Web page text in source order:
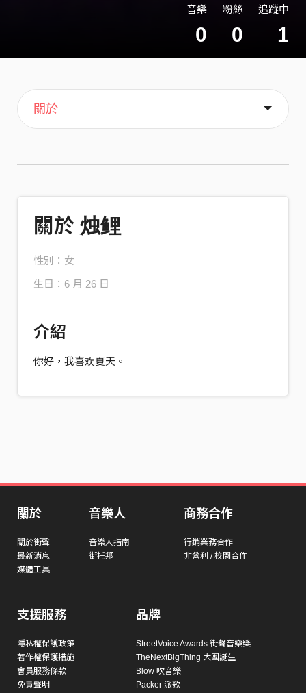
音樂
0
粉絲
0
追蹤中
1
主頁
歌單
喜歡
關於
關於 烛鲤
性別：女
生日：6 月 26 日
介紹
你好，我喜欢夏天。
關於
關於街聲
最新消息
媒體工具
音樂人
音樂人指南
街托邦
商務合作
行銷業務合作
非營利 / 校園合作
支援服務
隱私權保護政策
著作權保護措施
會員服務條款
免責聲明
品牌
StreetVoice Awards 街聲音樂獎
TheNextBigThing 大團誕生
Blow 吹音樂
Packer 派歌